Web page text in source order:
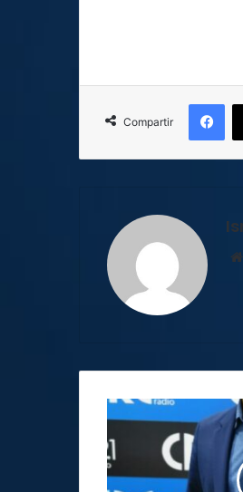
Compartir
Fabricio
Alvarado
asegura
que
impulsará